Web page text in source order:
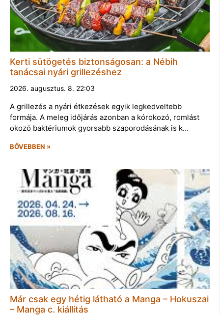
Kerti sütögetés biztonságosan: a Nébih
tanácsai nyári grillezéshez
2026. augusztus. 8. 22:03
A grillezés a nyári étkezések egyik legkedveltebb
formája. A meleg időjárás azonban a kórokozó, romlást
okozó baktériumok gyorsabb szaporodásának is k…
BŐVEBBEN »
Már csak egy hétig látható a Manga – Hokuszai
– Manga c. kiállítás